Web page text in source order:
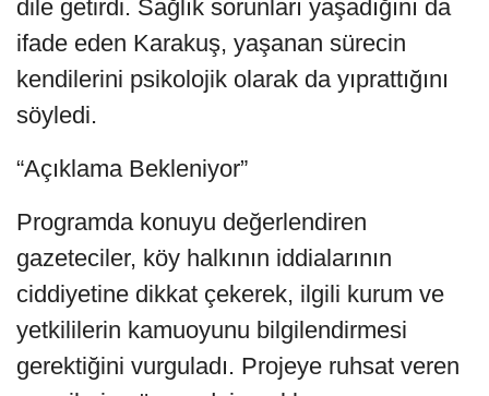
dile getirdi. Sağlık sorunları yaşadığını da
ifade eden Karakuş, yaşanan sürecin
kendilerini psikolojik olarak da yıprattığını
söyledi.
“Açıklama Bekleniyor”
Programda konuyu değerlendiren
gazeteciler, köy halkının iddialarının
ciddiyetine dikkat çekerek, ilgili kurum ve
yetkililerin kamuoyunu bilgilendirmesi
gerektiğini vurguladı. Projeye ruhsat veren